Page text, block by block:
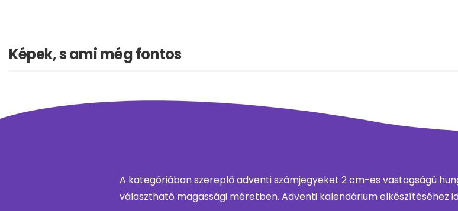
Képek, s ami még fontos
A kategóriában szereplő adventi számjegyeket 2 cm-es vastagságú
választható magassági méretben. Adventi kalendárium elkészítéséhez